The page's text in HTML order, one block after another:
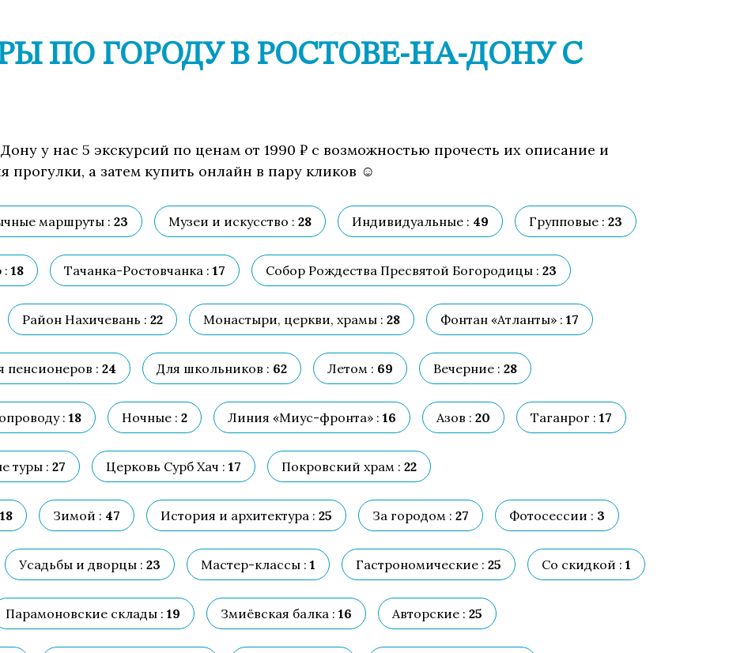
ПО ГОРОДУ В РОСТОВЕ-НА-ДОНУ С
у нас 5 экскурсий по ценам от 1990 ₽ с возможностью прочесть их описание и
а затем купить онлайн в пару кликов ☺
маршруты : 23 Музеи и искусство : 28 Индивидуальные : 49 Групповые : 23
: 18 Тачанка-Ростовчанка : 17 Собор Рождества Пресвятой Богородицы : 23
Район Нахичевань : 22 Монастыри, церкви, храмы : 28 Фонтан «Атланты» : 17
пенсионеров : 24 Для школьников : 62 Летом : 69 Вечерние : 28
: 18 Ночные : 2 Линия «Миус-фронта» : 16 Азов : 20 Таганрог : 17
туры : 27 Церковь Сурб Хач : 17 Покровский храм : 22
18 Зимой : 47 История и архитектура : 25 За городом : 27 Фотосессии : 3
Усадьбы и дворцы : 23 Мастер-классы : 1 Гастрономические : 25 Со скидкой : 1
Парамоновские склады : 19 Змиёвская балка : 16 Авторские : 25